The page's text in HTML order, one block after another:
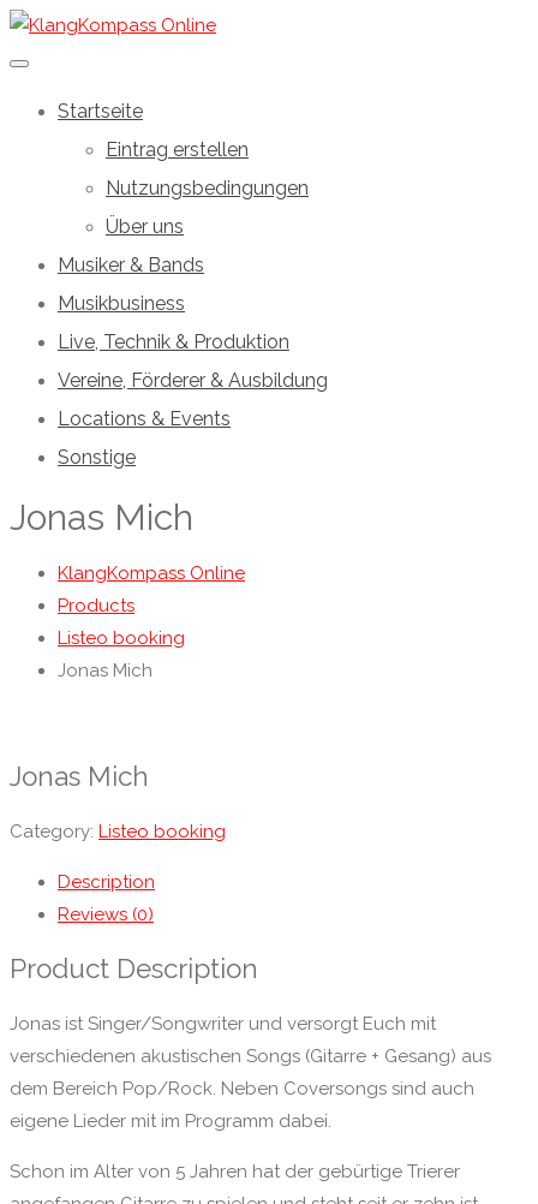
Startseite
Eintrag erstellen
Nutzungsbedingungen
Über uns
Musiker & Bands
Musikbusiness
Live, Technik & Produktion
Vereine, Förderer & Ausbildung
Locations & Events
Sonstige
Jonas Mich
KlangKompass Online
Products
Listeo booking
Jonas Mich
Jonas Mich
Category: Listeo booking
Description
Reviews (0)
Product Description
Jonas ist Singer/Songwriter und versorgt Euch mit
verschiedenen akustischen Songs (Gitarre + Gesang) aus
dem Bereich Pop/Rock. Neben Coversongs sind auch
eigene Lieder mit im Programm dabei.
Schon im Alter von 5 Jahren hat der gebürtige Trierer